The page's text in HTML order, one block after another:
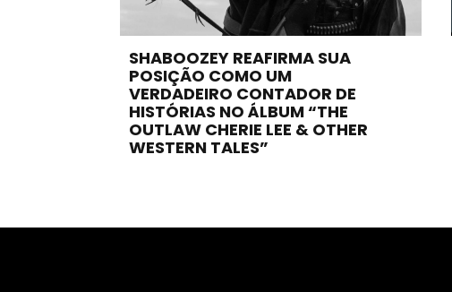
SHABOOZEY REAFIRMA SUA
POSIÇÃO COMO UM
VERDADEIRO CONTADOR DE
HISTÓRIAS NO ÁLBUM “THE
OUTLAW CHERIE LEE & OTHER
WESTERN TALES”